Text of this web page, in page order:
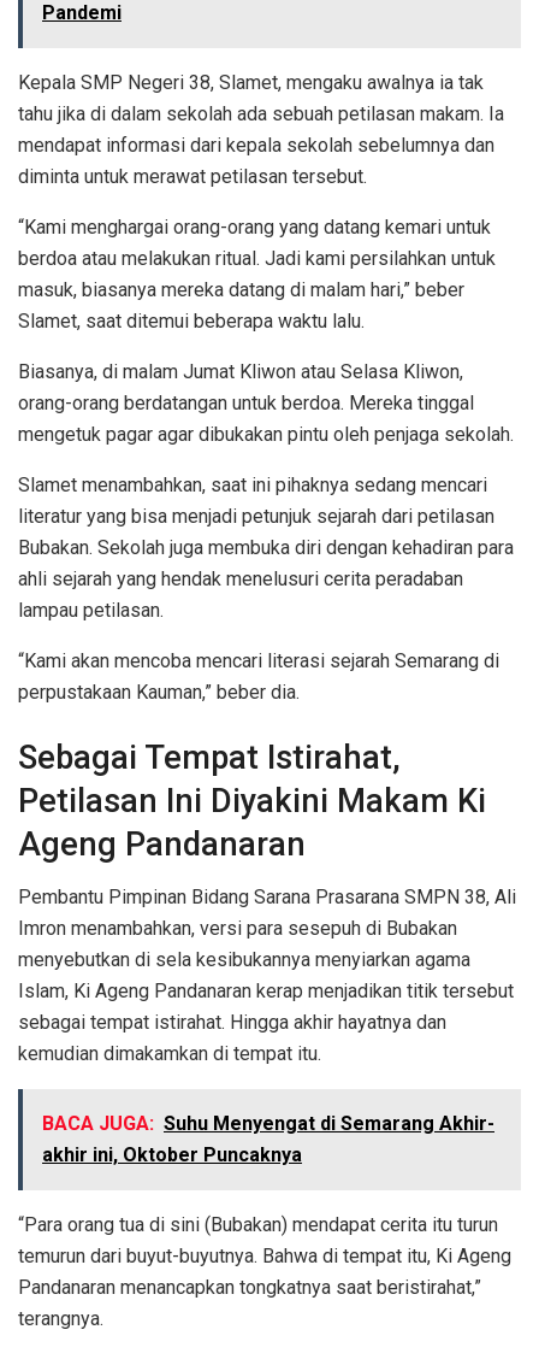
Pandemi
Kepala SMP Negeri 38, Slamet, mengaku awalnya ia tak
tahu jika di dalam sekolah ada sebuah petilasan makam. Ia
mendapat informasi dari kepala sekolah sebelumnya dan
diminta untuk merawat petilasan tersebut.
“Kami menghargai orang-orang yang datang kemari untuk
berdoa atau melakukan ritual. Jadi kami persilahkan untuk
masuk, biasanya mereka datang di malam hari,” beber
Slamet, saat ditemui beberapa waktu lalu.
Biasanya, di malam Jumat Kliwon atau Selasa Kliwon,
orang-orang berdatangan untuk berdoa. Mereka tinggal
mengetuk pagar agar dibukakan pintu oleh penjaga sekolah.
Slamet menambahkan, saat ini pihaknya sedang mencari
literatur yang bisa menjadi petunjuk sejarah dari petilasan
Bubakan. Sekolah juga membuka diri dengan kehadiran para
ahli sejarah yang hendak menelusuri cerita peradaban
lampau petilasan.
“Kami akan mencoba mencari literasi sejarah Semarang di
perpustakaan Kauman,” beber dia.
Sebagai Tempat Istirahat,
Petilasan Ini Diyakini Makam Ki
Ageng Pandanaran
Pembantu Pimpinan Bidang Sarana Prasarana SMPN 38, Ali
Imron menambahkan, versi para sesepuh di Bubakan
menyebutkan di sela kesibukannya menyiarkan agama
Islam, Ki Ageng Pandanaran kerap menjadikan titik tersebut
sebagai tempat istirahat. Hingga akhir hayatnya dan
kemudian dimakamkan di tempat itu.
BACA JUGA: Suhu Menyengat di Semarang Akhir-
akhir ini, Oktober Puncaknya
“Para orang tua di sini (Bubakan) mendapat cerita itu turun
temurun dari buyut-buyutnya. Bahwa di tempat itu, Ki Ageng
Pandanaran menancapkan tongkatnya saat beristirahat,”
terangnya.